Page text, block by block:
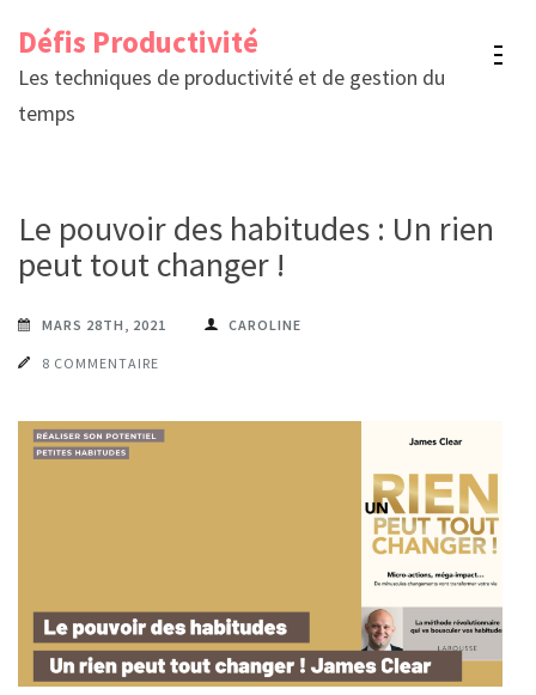
contenu
(Pressez
Défis Productivité
Les techniques de productivité et de gestion du
temps
Le pouvoir des habitudes : Un rien
peut tout changer !
MARS 28TH, 2021 CAROLINE
8 COMMENTAIRE